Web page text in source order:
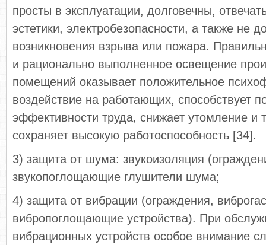
просты в эксплуатации, долговечны,
эстетики, электробезопасности, а также не
возникновения взрыва или пожара.
и рационально выполненное освещение
помещений оказывает положительное
воздействие на работающих, способствует
эффективности труда, снижает утомление и
сохраняет высокую работоспособность [34].
3) защита от шума: звукоизоляция
звукопоглощающие глушители шума;
4) защита от вибрации (ограждения,
вибропоглощающие устройства). При
вибрационных устройств особое внимание